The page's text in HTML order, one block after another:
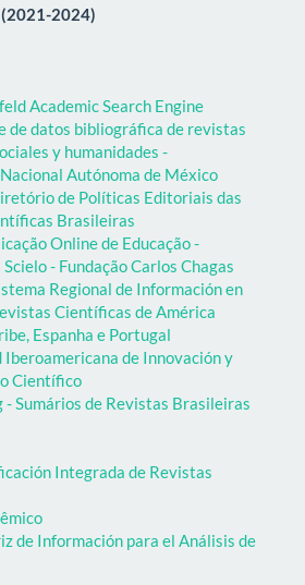
2024)
Academic Search Engine
de datos bibliográfica de revistas
y humanidades -
Autónoma de México
de Políticas Editoriais das
Brasileiras
Online de Educação -
- Fundação Carlos Chagas
Regional de Información en
Científicas de América
Espanha e Portugal
Iberoamericana de Innovación y
Científico
- Sumários de Revistas Brasileiras
Integrada de Revistas
de Información para el Análisis de